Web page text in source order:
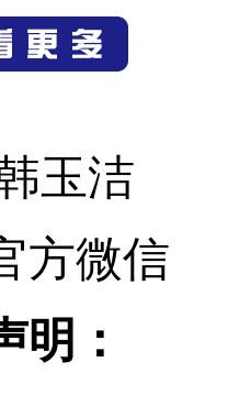
玉洁
方微信
明：